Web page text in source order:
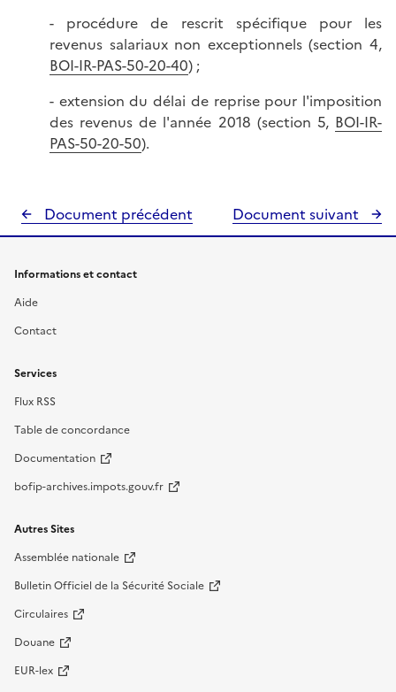
- procédure de rescrit spécifique pour les
revenus salariaux non exceptionnels (section 4,
BOI-IR-PAS-50-20-40) ;
- extension du délai de reprise pour l'imposition
des revenus de l'année 2018 (section 5, BOI-IR-
PAS-50-20-50).
Document précédent Document suivant
Informations et contact
Aide
Contact
Services
Flux RSS
Table de concordance
Documentation
bofip-archives.impots.gouv.fr
Autres Sites
Assemblée nationale
Bulletin Officiel de la Sécurité Sociale
Circulaires
Douane
EUR-lex